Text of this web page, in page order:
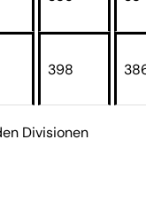
398
Divisionen